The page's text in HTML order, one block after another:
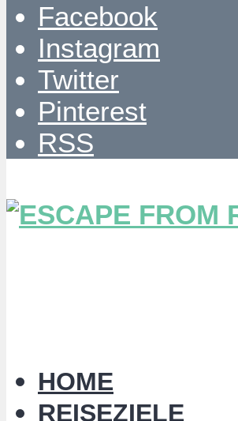
Facebook
Instagram
Twitter
Pinterest
RSS
HOME
REISEZIELE